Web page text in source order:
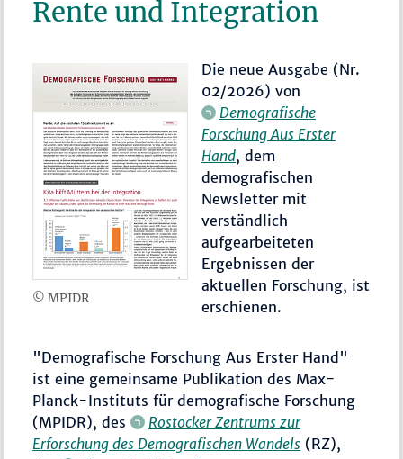
Rente und Integration
© MPIDR
Die neue Ausgabe (Nr.
02/2026) von
Demografische
Forschung Aus Erster
Hand, dem
demografischen
Newsletter mit
verständlich
aufgearbeiteten
Ergebnissen der
aktuellen Forschung, ist
erschienen.
"Demografische Forschung Aus Erster Hand"
ist eine gemeinsame Publikation des Max-
Planck-Instituts für demografische Forschung
(MPIDR), des
Rostocker Zentrums zur
Erforschung des Demografischen Wandels (RZ),